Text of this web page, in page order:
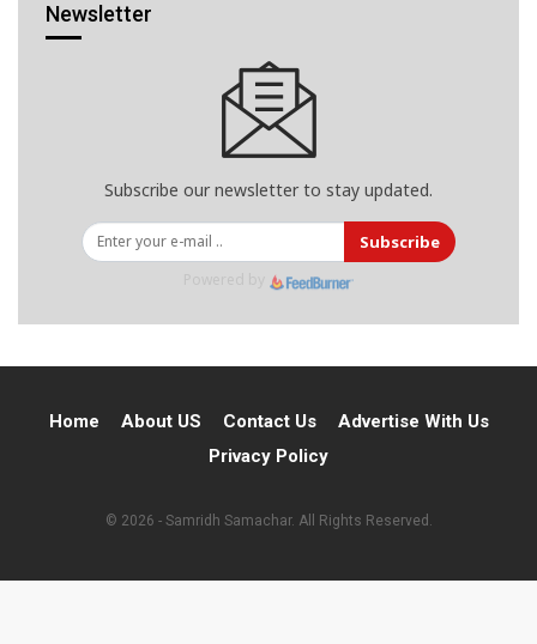
Newsletter
Subscribe our newsletter to stay updated.
Subscribe
Home About US Contact Us
Advertise With Us
Privacy Policy
© 2026 - Samridh Samachar. All Rights Reserved.